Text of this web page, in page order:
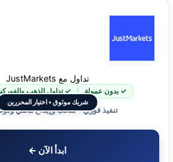
شريك موثوق • اختيار المحررين
تداول مع JustMarkets
✓ بدون عمولة ✓ تداول الذهب
تنفيذ فوري • سحب وإيداع محلي
ابدأ الآن ←